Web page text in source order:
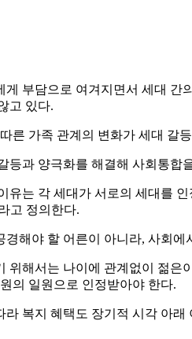
게 부담으로 여겨지면서 세대
고 있다.
른 가족 관계의 변화가 세대 갈
등과 양극화를 해결해 사회통합
유는 각 세대가 서로의 세대를
고 정의한다.
해야 할 어른이 아니라, 사회
위해서는 나이에 관계없이 젊
의 일원으로 인정받아야 한다.
라 복지 혜택도 장기적 시각 아